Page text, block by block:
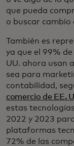
que pueda
o buscar cambio
También es
ya que el 99%
UU. ahora usan
sea para
contabilidad,
comercio de EE.
estas
2022 y 2023
plataformas
72% de las